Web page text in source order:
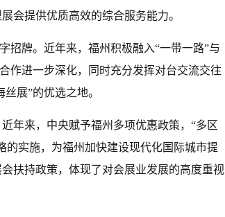
会提供优质高效的综合服务能力。
招牌。近年来，福州积极融入“一带一路”与
作进一步深化，同时充分发挥对台交流交往
展”的优选之地。
年来，中央赋予福州多项优惠政策，“多区
的实施，为福州加快建设现代化国际城市提
扶持政策，体现了对会展业发展的高度重视